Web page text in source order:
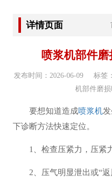
详情页面
喷浆机部件
发布时间：2026-06-09 标签
机部件磨
要想知道造成喷浆机
下诊断方法快速定位。
1、检查压紧力，压紧
2、压气明显泄出或“